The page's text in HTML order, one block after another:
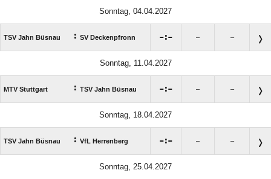
Sonntag, 04.04.2027
TSV Jahn Büsnau : SV Deckenpfronn : – –
Sonntag, 11.04.2027
MTV Stuttgart : TSV Jahn Büsnau : – –
Sonntag, 18.04.2027
TSV Jahn Büsnau : VfL Herrenberg : – –
Sonntag, 25.04.2027